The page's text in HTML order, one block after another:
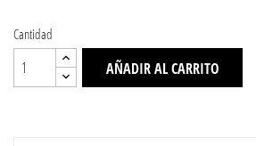
Cantidad
AÑADIR AL CARRITO